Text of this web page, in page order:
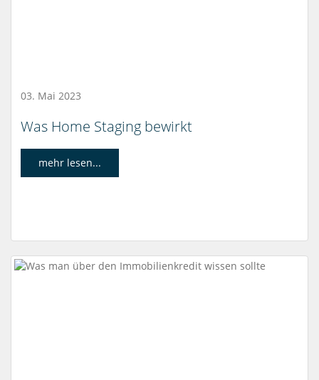
03. Mai 2023
Was Home Staging bewirkt
mehr lesen...